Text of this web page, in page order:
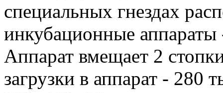
специальных гнездах
инкубационные
Аппарат вмещает 2
загрузки в аппарат - 280